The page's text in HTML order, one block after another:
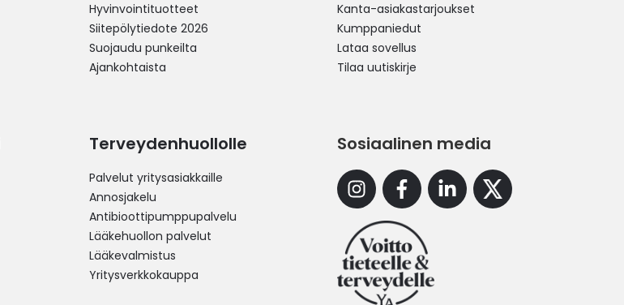
Hyvinvointituotteet
Siitepölytiedote 2026
Suojaudu punkeilta
Ajankohtaista
Kanta-asiakastarjoukset
Kumppaniedut
Lataa sovellus
Tilaa uutiskirje
Terveydenhuollolle
Palvelut yritysasiakkaille
Annosjakelu
Antibioottipumppupalvelu
Lääkehuollon palvelut
Lääkevalmistus
Yritysverkkokauppa
Sosiaalinen media
InstagramFacebookLinkedinX